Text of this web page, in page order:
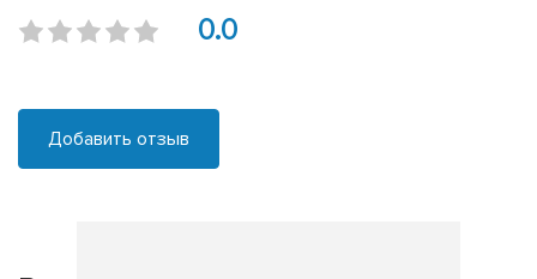
0.0
Добавить отзыв